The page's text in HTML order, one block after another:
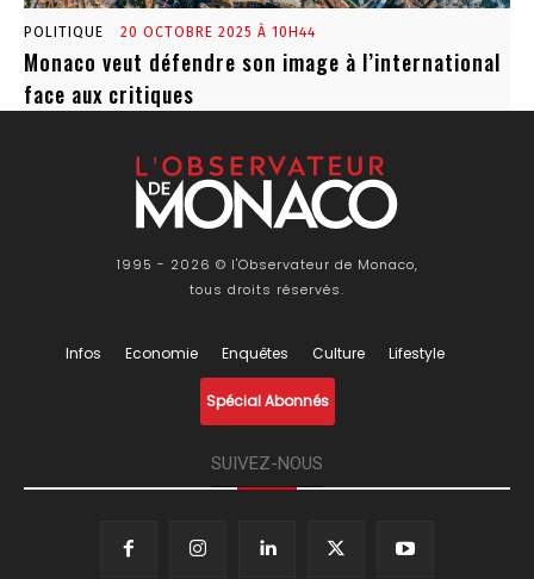
POLITIQUE 20 OCTOBRE 2025 À 10H44
Monaco veut défendre son image à l’international
face aux critiques
1995 - 2026 © l'Observateur de Monaco,
tous droits réservés.
Infos Economie Enquêtes Culture Lifestyle
Spécial Abonnés
SUIVEZ-NOUS